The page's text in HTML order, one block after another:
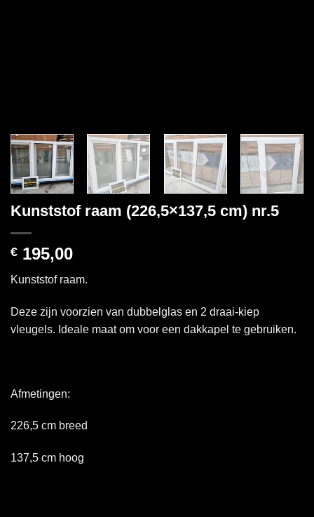
Kunststof raam (226,5×137,5 cm) nr.5
€ 195,00
Kunststof raam.
Deze zijn voorzien van dubbelglas en 2 draai-kiep
vleugels. Ideale maat om voor een dakkapel te gebruiken.
Afmetingen:
226,5 cm breed
137,5 cm hoog